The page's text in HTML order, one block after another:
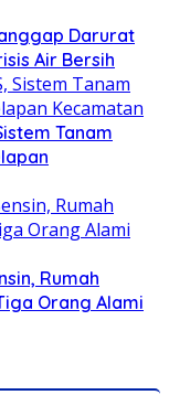
Darurat
Air Bersih
Tanam
Rumah
Orang Alami